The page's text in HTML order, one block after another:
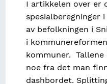
I artikkelen over er
spesialberegninger
av befolkningen i
i
kommuner. Tallene
noe fra det man
dashbordet.